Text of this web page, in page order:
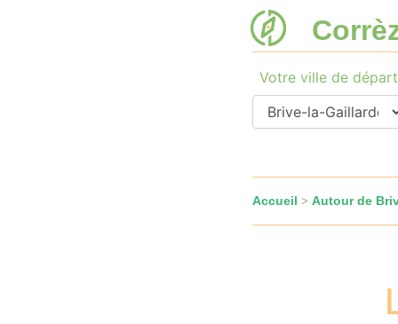
Votre ville de départ
Accueil > Autour de